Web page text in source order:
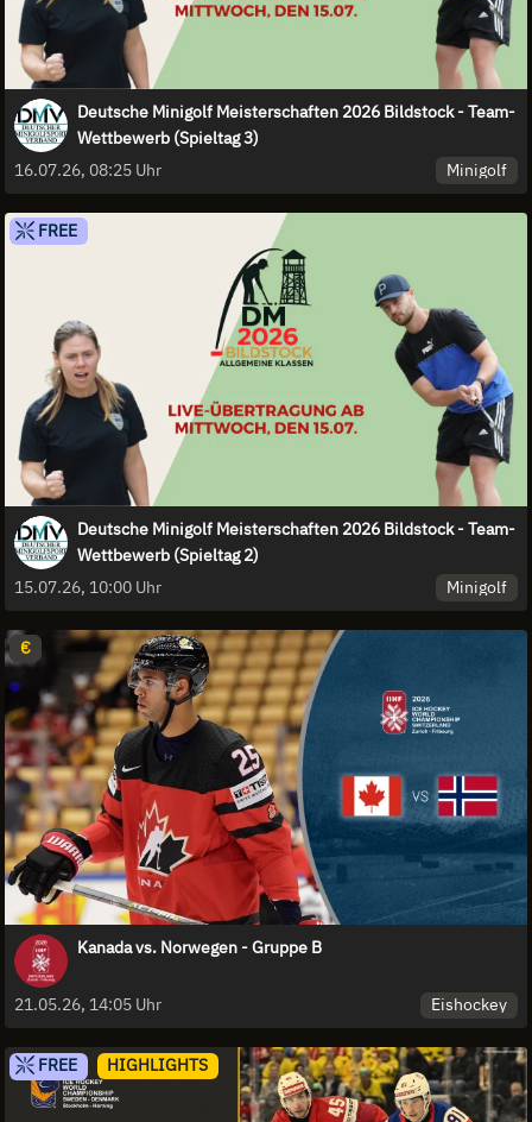
Deutsche Minigolf Meisterschaften 2026 Bildstock - Team-
Wettbewerb (Spieltag 3)
16.07.26, 08:25 Uhr
Minigolf
FREE
Deutsche Minigolf Meisterschaften 2026 Bildstock - Team-
Wettbewerb (Spieltag 2)
15.07.26, 10:00 Uhr
Minigolf
€
Kanada vs. Norwegen - Gruppe B
21.05.26, 14:05 Uhr Eishockey
FREE HIGHLIGHTS